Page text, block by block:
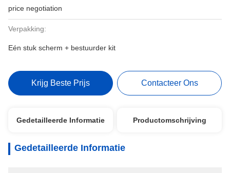
price negotiation
Verpakking:
Eén stuk scherm + bestuurder kit
Krijg Beste Prijs Contacteer Ons
Gedetailleerde Informatie Productomschrijving
Gedetailleerde Informatie